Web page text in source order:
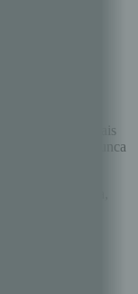
plurianuais
quase nunca
erradas.
Miami e Lima,
é fornecer um